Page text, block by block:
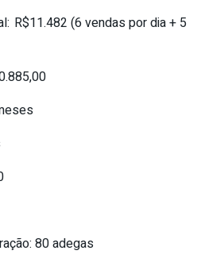
R$11.482 (6 vendas por dia + 5
80 adegas